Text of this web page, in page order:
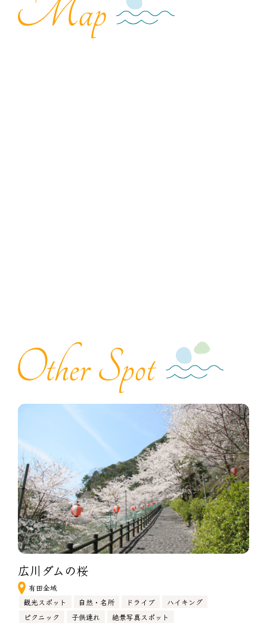
広川ダムの桜
有田全域
観光スポット
自然・名所 ドライブ
ハイキング
ピクニック
子供連れ 絶景写真スポット